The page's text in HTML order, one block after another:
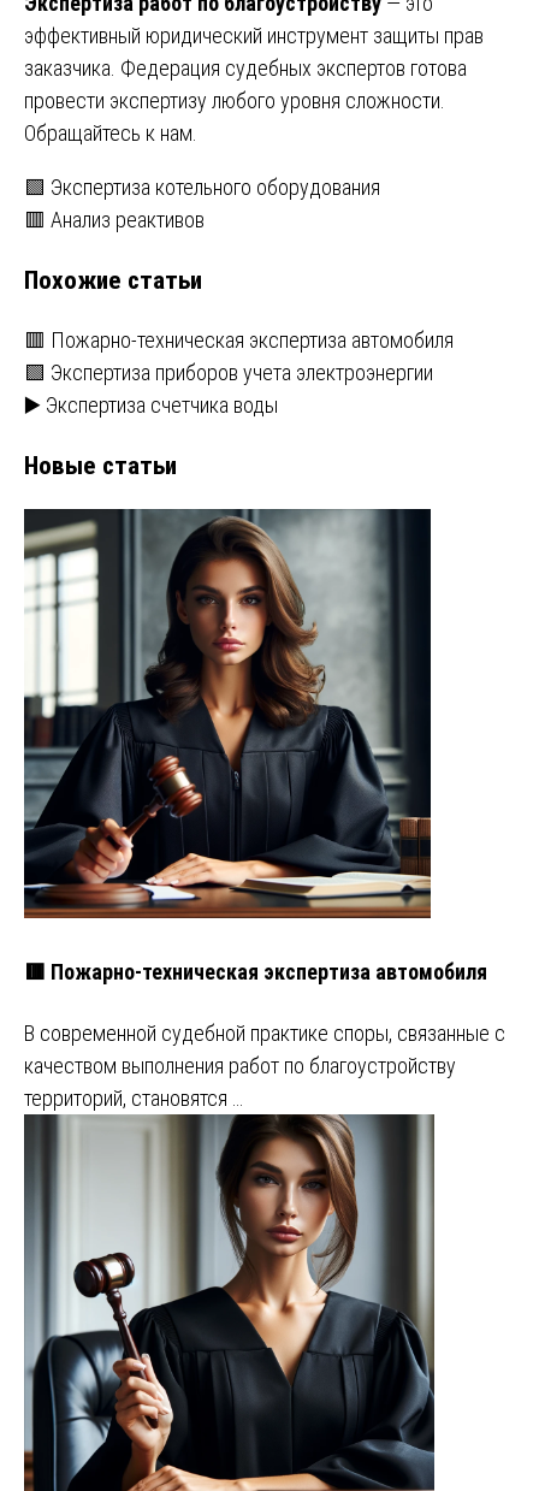
эффективный юридический инструмент защиты прав
заказчика. Федерация судебных экспертов готова
провести экспертизу любого уровня сложности.
Обращайтесь к нам.
Навигация
записям
🟩 Экспертиза котельного оборудования
🟥 Анализ реактивов
Похожие статьи
🟥 Пожарно-техническая экспертиза автомобиля
🟩 Экспертиза приборов учета электроэнергии
▶️ Экспертиза счетчика воды
Новые статьи
🟥 Пожарно-техническая экспертиза автомобиля
В современной судебной практике споры, связанные с
качеством выполнения работ по благоустройству
территорий, становятся …